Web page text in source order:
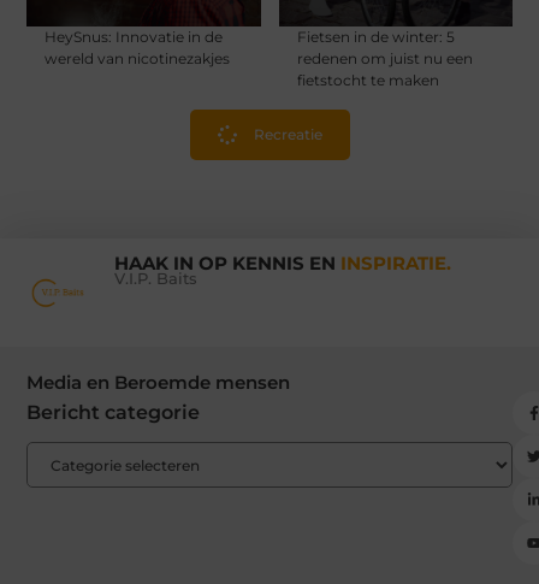
HeySnus: Innovatie in de
wereld van nicotinezakjes
Fietsen in de winter: 5
redenen om juist nu een
fietstocht te maken
Recreatie
HAAK IN OP KENNIS EN INSPIRATIE.
V.I.P. Baits
Media en Beroemde mensen
Bericht categorie